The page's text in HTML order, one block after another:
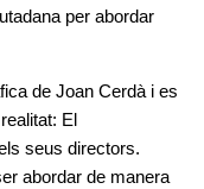
per abordar
de Joan Cerdà i es
El
seus directors.
abordar de manera